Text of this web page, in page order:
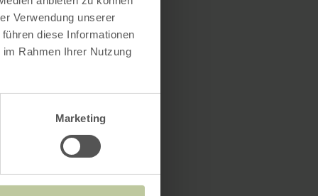
Verwendung unserer
diese Informationen
Rahmen Ihrer Nutzung
Marketing